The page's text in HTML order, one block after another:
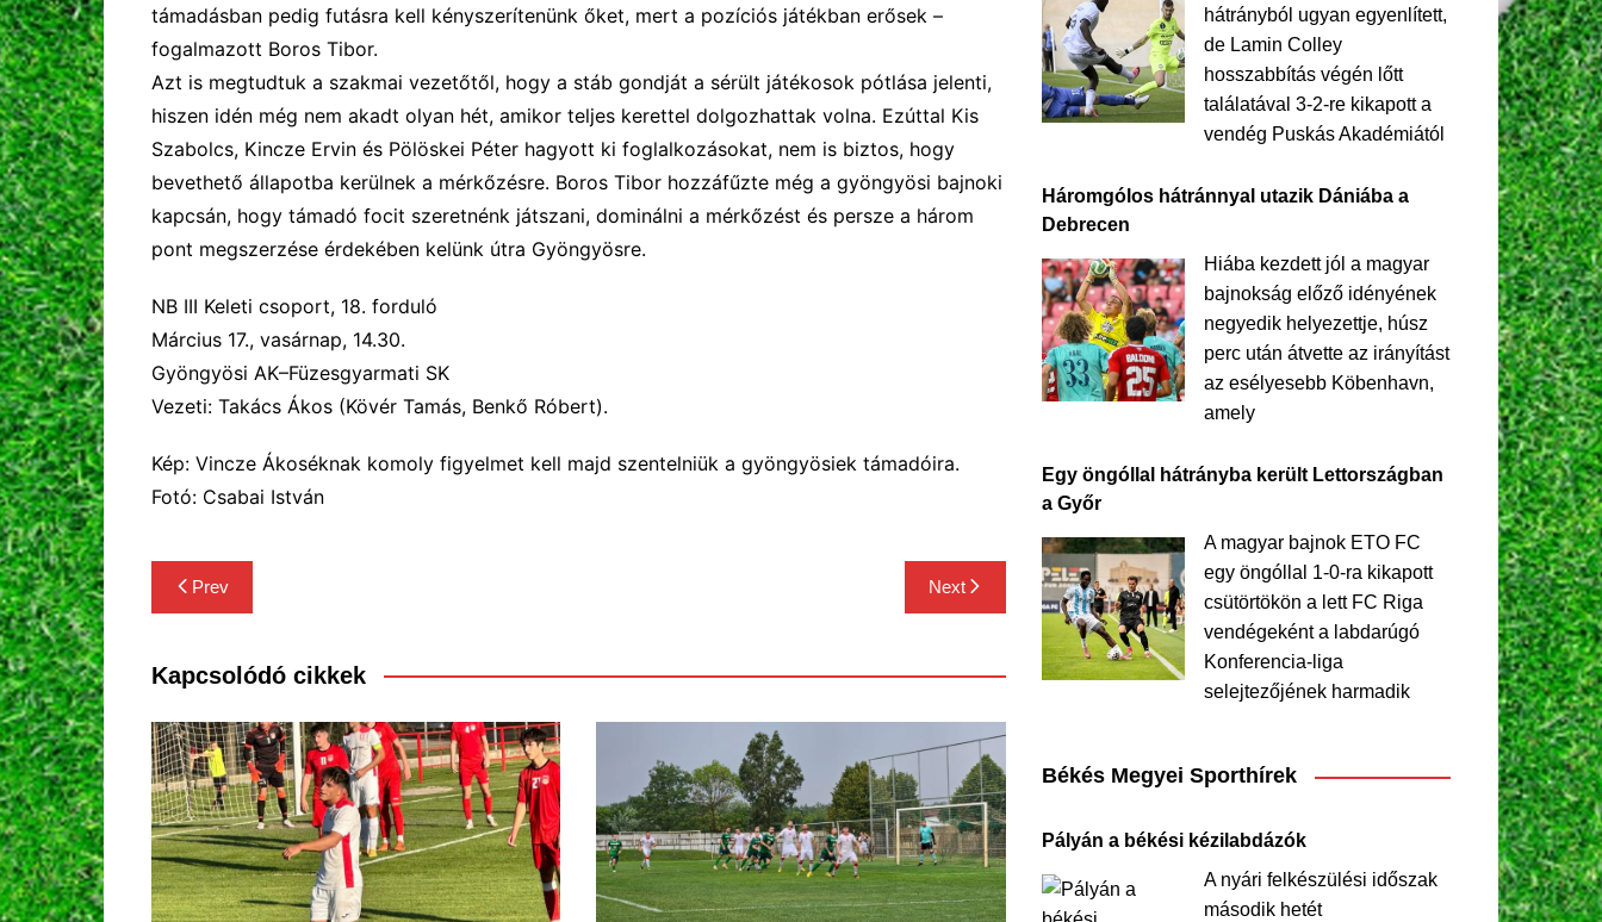
támadásban pedig futásra kell kényszerítenünk őket, mert a pozíciós játékban erősek –
fogalmazott Boros Tibor.
Azt is megtudtuk a szakmai vezetőtől, hogy a stáb gondját a sérült játékosok pótlása jelenti,
hiszen idén még nem akadt olyan hét, amikor teljes kerettel dolgozhattak volna. Ezúttal Kis
Szabolcs, Kincze Ervin és Pölöskei Péter hagyott ki foglalkozásokat, nem is biztos, hogy
bevethető állapotba kerülnek a mérkőzésre. Boros Tibor hozzáfűzte még a gyöngyösi bajnoki
kapcsán, hogy támadó focit szeretnénk játszani, dominálni a mérkőzést és persze a három
pont megszerzése érdekében kelünk útra Gyöngyösre.
NB III Keleti csoport, 18. forduló
Március 17., vasárnap, 14.30.
Gyöngyösi AK–Füzesgyarmati SK
Vezeti: Takács Ákos (Kövér Tamás, Benkő Róbert).
Kép: Vincze Ákoséknak komoly figyelmet kell majd szentelniük a gyöngyösiek támadóira.
Fotó: Csabai István
Bejegyzés
navigáció
Prev Next
Kapcsolódó cikkek
hátrányból ugyan egyenlített,
de Lamin Colley
hosszabbítás végén lőtt
találatával 3-2-re kikapott a
vendég Puskás Akadémiától
Háromgólos hátránnyal utazik Dániába a
Debrecen
Hiába kezdett jól a magyar
bajnokság előző idényének
negyedik helyezettje, húsz
perc után átvette az irányítást
az esélyesebb Köbenhavn,
amely
Egy öngóllal hátrányba került Lettországban
a Győr
A magyar bajnok ETO FC
egy öngóllal 1-0-ra kikapott
csütörtökön a lett FC Riga
vendégeként a labdarúgó
Konferencia-liga
selejtezőjének harmadik
Békés Megyei Sporthírek
Pályán a békési kézilabdázók
A nyári felkészülési időszak
második hetét